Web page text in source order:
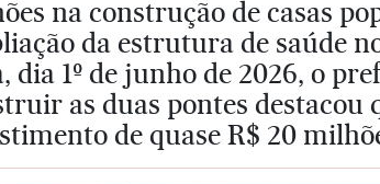
na construção de casas
da estrutura de saúde
dia 1º de junho de 2026, o
as duas pontes
de quase R$ 20